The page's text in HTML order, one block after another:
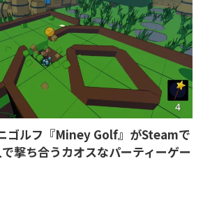
ゴルフ『Miney Golf』がSteamで
撃ち合うカオスなパーティーゲー